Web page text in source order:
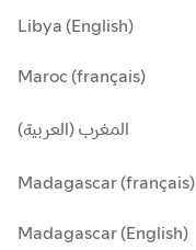
Libya (English)
Maroc (français)
المغرب (العربية)
Madagascar (français)
Madagascar (English)